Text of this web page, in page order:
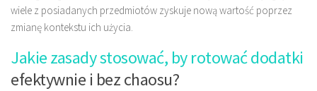
wiele z posiadanych przedmiotów zyskuje nową wartość poprzez
zmianę kontekstu ich użycia.
Jakie zasady stosować, by rotować dodatki
efektywnie i bez chaosu?